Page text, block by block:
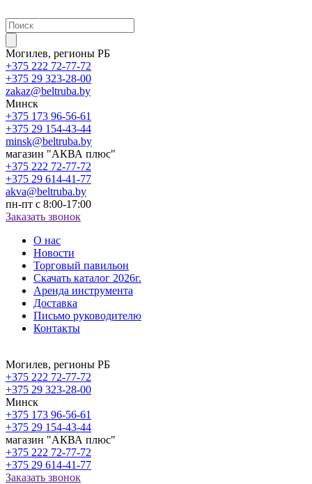
Могилев, регионы РБ
+375 222 72-77-72
+375 29 323-28-00
zakaz@beltruba.by
Минск
+375 173 96-56-61
+375 29 154-43-44
minsk@beltruba.by
магазин "АКВА плюс"
+375 222 72-77-72
+375 29 614-41-77
akva@beltruba.by
пн-пт с 8:00-17:00
Заказать звонок
О нас
Новости
Торговый павильон
Скачать каталог 2026г.
Аренда инструмента
Доставка
Письмо руководителю
Контакты
Могилев, регионы РБ
+375 222 72-77-72
+375 29 323-28-00
Минск
+375 173 96-56-61
+375 29 154-43-44
магазин "АКВА плюс"
+375 222 72-77-72
+375 29 614-41-77
Заказать звонок